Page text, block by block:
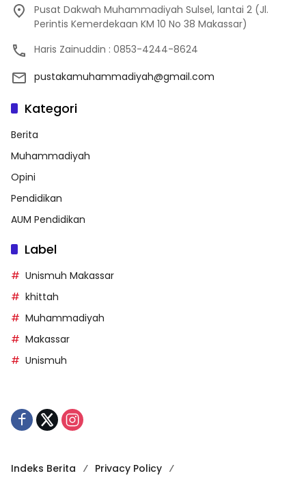
Pusat Dakwah Muhammadiyah Sulsel, lantai 2 (Jl.
Perintis Kemerdekaan KM 10 No 38 Makassar)
Haris Zainuddin : 0853-4244-8624
pustakamuhammadiyah@gmail.com
Kategori
Berita
Muhammadiyah
Opini
Pendidikan
AUM Pendidikan
Label
Unismuh Makassar
khittah
Muhammadiyah
Makassar
Unismuh
Indeks Berita
Privacy Policy